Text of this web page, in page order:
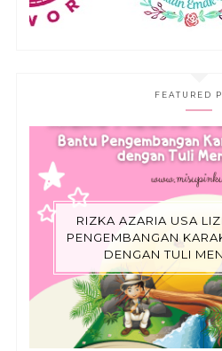
FEATURED
RIZKA AZARIA USA
PENGEMBANGAN
DENGAN TULI